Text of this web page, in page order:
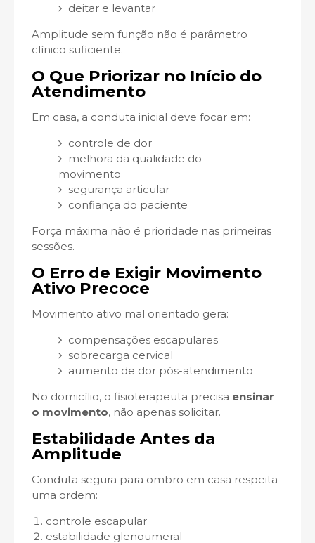
deitar e levantar
Amplitude sem função não é parâmetro
clínico suficiente.
O Que Priorizar no Início do
Atendimento
Em casa, a conduta inicial deve focar em:
controle de dor
melhora da qualidade do
movimento
segurança articular
confiança do paciente
Força máxima não é prioridade nas primeiras
sessões.
O Erro de Exigir Movimento
Ativo Precoce
Movimento ativo mal orientado gera:
compensações escapulares
sobrecarga cervical
aumento de dor pós-atendimento
No domicílio, o fisioterapeuta precisa ensinar
o movimento, não apenas solicitar.
Estabilidade Antes da
Amplitude
Conduta segura para ombro em casa respeita
uma ordem:
controle escapular
estabilidade glenoumeral